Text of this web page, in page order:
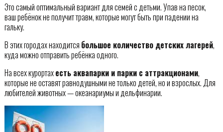
Это самый оптимальный вариант для семей с детьми. Упав на песок,
ваш ребёнок не получит травм, которые могут быть при падении на
гальку.
В этих городах находится большое количество детских лагерей,
куда можно отправить ребёнка одного.
На всех курортахесть аквапарки и парки с аттракционами,
которые не оставят равнодушными не только детей, но и взрослых. Для
любителей животных — океанариумы и дельфинарии.